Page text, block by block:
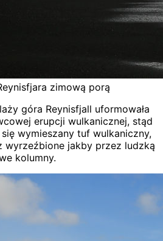
zimową porą
góra Reynisfjall uformowała
erupcji wulkanicznej, stąd
wymieszany tuf wulkaniczny,
wyrzeźbione jakby przez ludzką
kolumny.